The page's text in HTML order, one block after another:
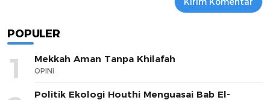
POPULER
1 Mekkah Aman Tanpa Khilafah
OPINI
Politik Ekologi Houthi Menguasai Bab El-